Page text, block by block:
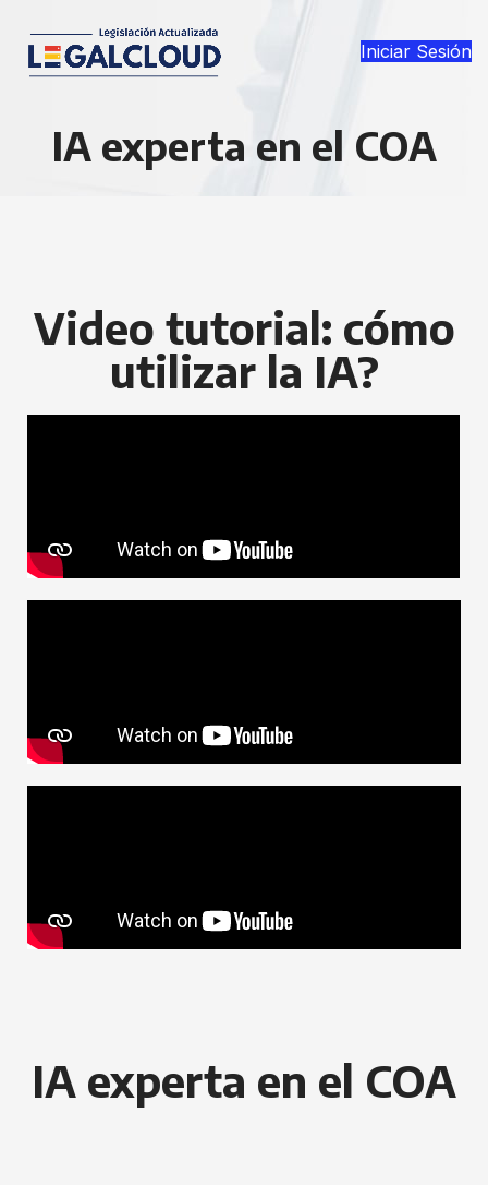
Iniciar Sesión
IA experta en el COA
Video tutorial: cómo
utilizar la IA?
IA experta en el COA